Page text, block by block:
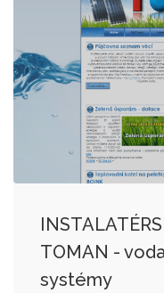
TOMAN -
systémy